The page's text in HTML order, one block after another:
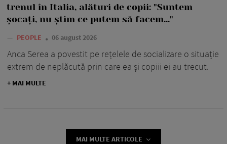
trenul în Italia, alături de copii: "Suntem
șocați, nu știm ce putem să facem..."
— PEOPLE 06 august 2026
Anca Serea a povestit pe rețelele de socializare o situație
extrem de neplăcută prin care ea și copiii ei au trecut.
+ MAI MULTE
MAI MULTE ARTICOLE